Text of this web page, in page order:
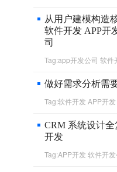
从用户建模构造
软件开发 APP开
司
Tag:app开发公司 软件
做好需求分析需
Tag:软件开发 APP开
CRM 系统设计
开发
Tag:APP开发 软件开